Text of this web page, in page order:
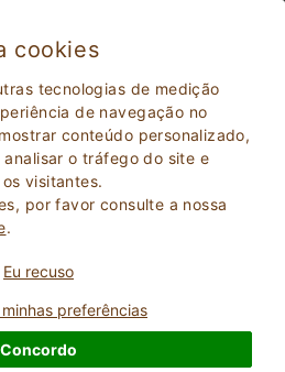
cookies
tecnologias de medição
de navegação no
conteúdo personalizado,
o tráfego do site e
visitantes.
por favor consulte a nossa
.
Eu recuso
preferências
Concordo